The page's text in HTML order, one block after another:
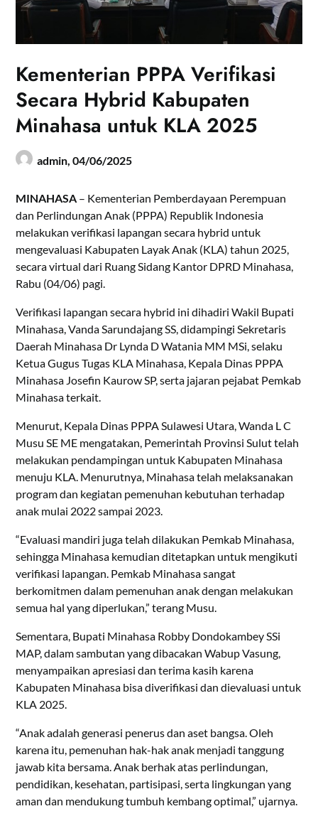
Kementerian PPPA Verifikasi
Secara Hybrid Kabupaten
Minahasa untuk KLA 2025
admin,04/06/2025
MINAHASA – Kementerian Pemberdayaan Perempuan
dan Perlindungan Anak (PPPA) Republik Indonesia
melakukan verifikasi lapangan secara hybrid untuk
mengevaluasi Kabupaten Layak Anak (KLA) tahun 2025,
secara virtual dari Ruang Sidang Kantor DPRD Minahasa,
Rabu (04/06) pagi.
Verifikasi lapangan secara hybrid ini dihadiri Wakil Bupati
Minahasa, Vanda Sarundajang SS, didampingi Sekretaris
Daerah Minahasa Dr Lynda D Watania MM MSi, selaku
Ketua Gugus Tugas KLA Minahasa, Kepala Dinas PPPA
Minahasa Josefin Kaurow SP, serta jajaran pejabat Pemkab
Minahasa terkait.
Menurut, Kepala Dinas PPPA Sulawesi Utara, Wanda L C
Musu SE ME mengatakan, Pemerintah Provinsi Sulut telah
melakukan pendampingan untuk Kabupaten Minahasa
menuju KLA. Menurutnya, Minahasa telah melaksanakan
program dan kegiatan pemenuhan kebutuhan terhadap
anak mulai 2022 sampai 2023.
“Evaluasi mandiri juga telah dilakukan Pemkab Minahasa,
sehingga Minahasa kemudian ditetapkan untuk mengikuti
verifikasi lapangan. Pemkab Minahasa sangat
berkomitmen dalam pemenuhan anak dengan melakukan
semua hal yang diperlukan,” terang Musu.
Sementara, Bupati Minahasa Robby Dondokambey SSi
MAP, dalam sambutan yang dibacakan Wabup Vasung,
menyampaikan apresiasi dan terima kasih karena
Kabupaten Minahasa bisa diverifikasi dan dievaluasi untuk
KLA 2025.
“Anak adalah generasi penerus dan aset bangsa. Oleh
karena itu, pemenuhan hak-hak anak menjadi tanggung
jawab kita bersama. Anak berhak atas perlindungan,
pendidikan, kesehatan, partisipasi, serta lingkungan yang
aman dan mendukung tumbuh kembang optimal,” ujarnya.